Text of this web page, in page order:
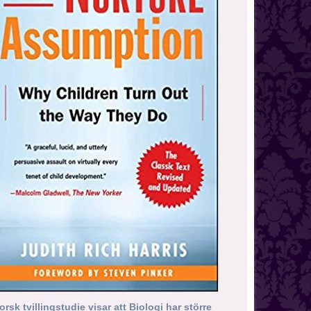
tvillingstudie visar att Biologi har större